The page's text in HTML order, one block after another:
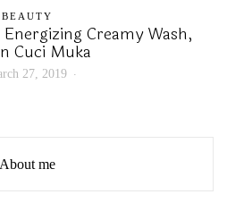
BEAUTY
Creamy Wash,
Cuci Muka
27, 2019
About me